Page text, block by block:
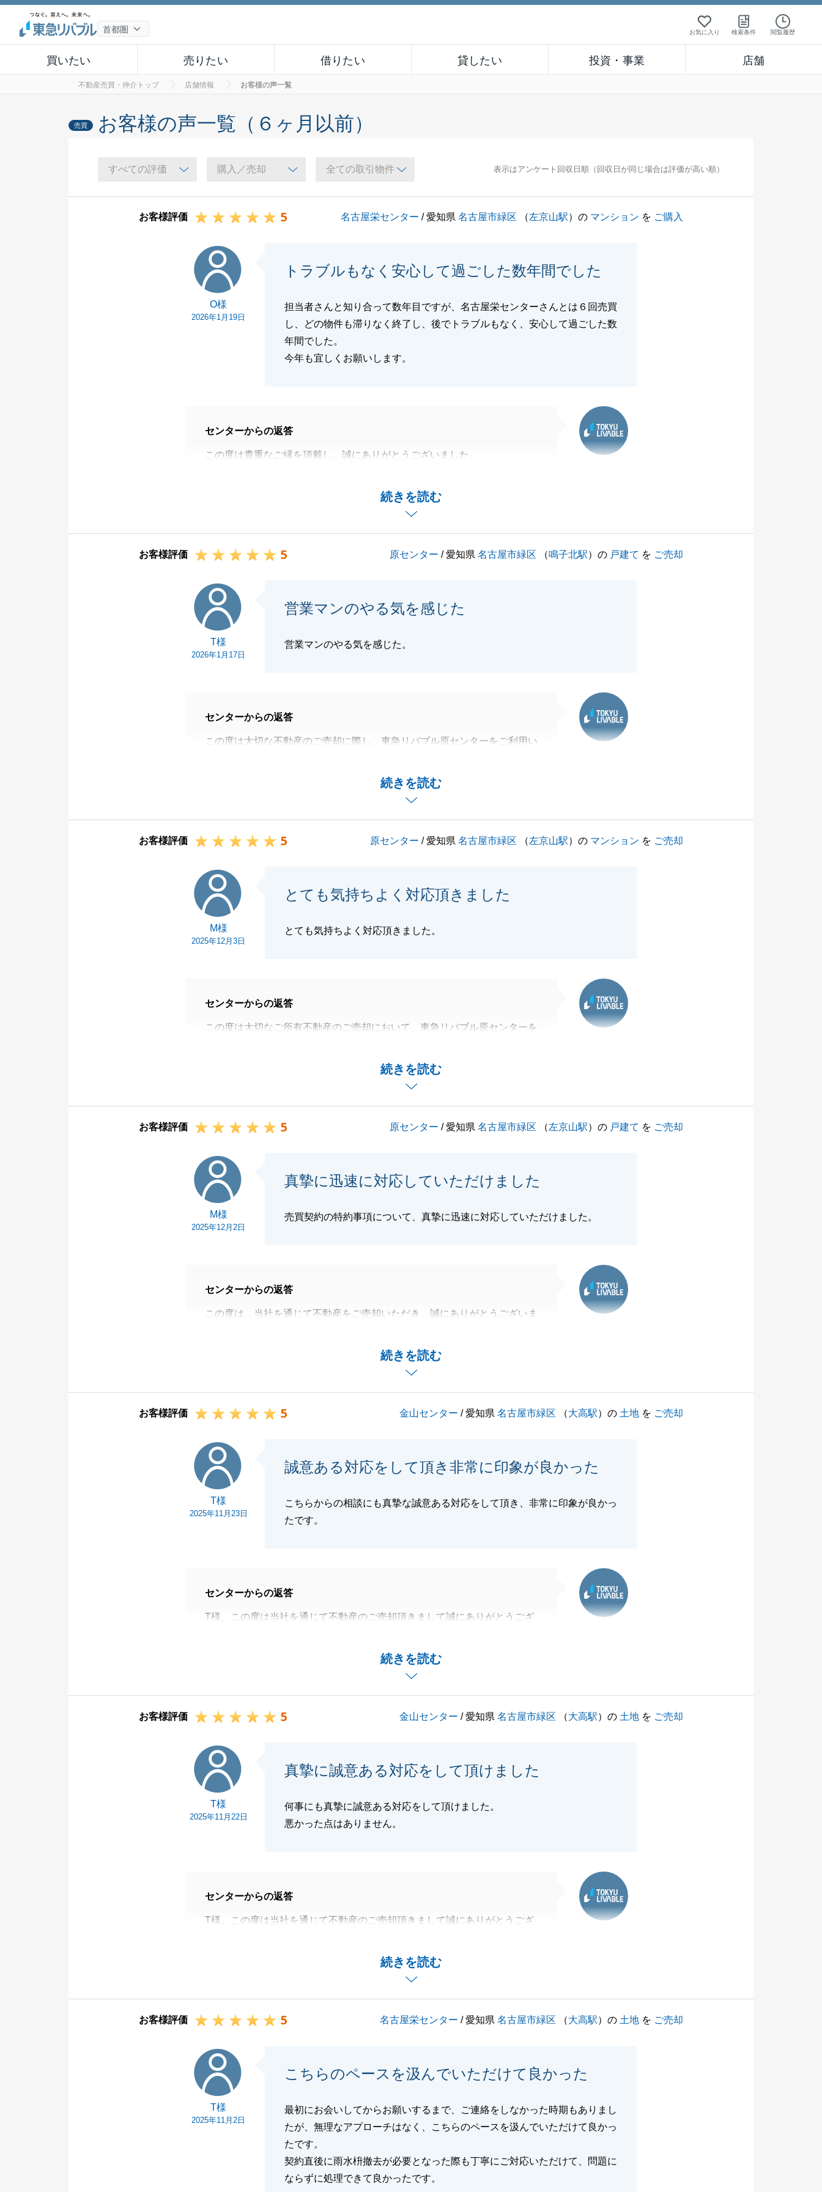
お気に入り 検索条件 閲覧履歴
買いたい 売りたい 借りたい 貸したい 投資・事業 店舗
不動産売買・仲介トップ 店舗情報 お客様の声一覧
売買 お客様の声一覧（６ヶ月以前）
表示はアンケート回収日順（回収日が同じ場合は評価が高い順）
お客様評価 5 名古屋栄センター / 愛知県名古屋市緑区 （左京山駅）の マンション を ご購入
O様
2026年1月19日
トラブルもなく安心して過ごした数年間でした
担当者さんと知り合って数年目ですが、名古屋栄センターさんとは６回売買
し、どの物件も滞りなく終了し、後でトラブルもなく、安心して過ごした数
年間でした。
今年も宜しくお願いします。
続きを読む
センターからの返答
この度は貴重なご縁を頂戴し、誠にありがとうございました。
又、来月にはH様のご紹介でまた別のご縁もいただく事となり、重ねて御礼
今後、私が先回りしてＨ様に満足いただける情報や提案をできるよう、精進
今後共、末永く宜しくお願い申し上げます。
お客様評価 5 原センター / 愛知県名古屋市緑区 （鳴子北駅）の 戸建て を ご売却
T様
2026年1月17日
営業マンのやる気を感じた
営業マンのやる気を感じた。
続きを読む
センターからの返答
この度は大切な不動産のご売却に際し、東急リバブル原センターをご利用い
最初にご売却のご相談をいただいた時にご要望いただいておりました、「高
値でのご売却」を実現することができ、無事にご満足いただける形でのご売
とがございましたらお気軽にお申し付けください。
閉じる
お客様評価 5 原センター / 愛知県名古屋市緑区 （左京山駅）の マンション を ご売却
M様
2025年12月3日
とても気持ちよく対応頂きました
とても気持ちよく対応頂きました。
続きを読む
センターからの返答
この度は大切なご所有不動産のご売却において、東急リバブル原センターを
ご相続からご売却、お引渡しまでお手伝いさせていただき、無事にお取引が
完了できたことを、大変嬉しく思います。
今後とも何卒、よろしくお願い申し上げます。
お客様評価 5 原センター / 愛知県名古屋市緑区 （左京山駅）の 戸建て を ご売却
M様
2025年12月2日
真摯に迅速に対応していただけました
売買契約の特約事項について、真摯に迅速に対応していただけました。
続きを読む
センターからの返答
この度は、当社を通じて不動産をご売却いただき、誠にありがとうございま
M様とご縁をいただくことができ、大変嬉しく思います。
また、当社の税務相談会もございますので、ご利用いただければと思いま
何卒、宜しくお願いいたします。
お客様評価 5 金山センター / 愛知県名古屋市緑区 （大高駅）の 土地 を ご売却
T様
2025年11月23日
誠意ある対応をして頂き非常に印象が良かった
こちらからの相談にも真摯な誠意ある対応をして頂き、非常に印象が良かっ
たです。
続きを読む
センターからの返答
T様、この度は当社を通じて不動産のご売却頂きまして誠にありがとうござ
T様の迅速なご対応もあり、ご契約からお引き渡しまでトラブルなく進むこ
閉じる
お客様評価 5 金山センター / 愛知県名古屋市緑区 （大高駅）の 土地 を ご売却
T様
2025年11月22日
真摯に誠意ある対応をして頂けました
何事にも真摯に誠意ある対応をして頂けました。
悪かった点はありません。
続きを読む
センターからの返答
T様、この度は当社を通じて不動産のご売却頂きまして誠にありがとうござ
T様の迅速なご対応もあり、ご契約からお引き渡しまでトラブルなく進むこ
閉じる
お客様評価 5 名古屋栄センター / 愛知県名古屋市緑区 （大高駅）の 土地 を ご売却
T様
2025年11月2日
こちらのペースを汲んでいただけて良かった
最初にお会いしてからお願いするまで、ご連絡をしなかった時期もありまし
たが、無理なアプローチはなく、こちらのペースを汲んでいただけて良かっ
たです。
契約直後に雨水枡撤去が必要となった際も丁寧にご対応いただけて、問題に
ならずに処理できて良かったです。